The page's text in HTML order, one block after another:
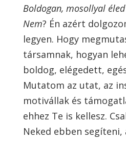
Boldogan, mosollyal
Nem? Én azért
legyen. Hogy
társamnak, hogyan
boldog, elégedett,
Mutatom az utat, az
motivállak és
ehhez Te is kellesz.
Neked ebben